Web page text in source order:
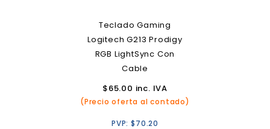
Teclado Gaming
Logitech G213 Prodigy
RGB LightSync Con
Cable
$65.00 inc. IVA
(Precio oferta al contado)
PVP:$70.20